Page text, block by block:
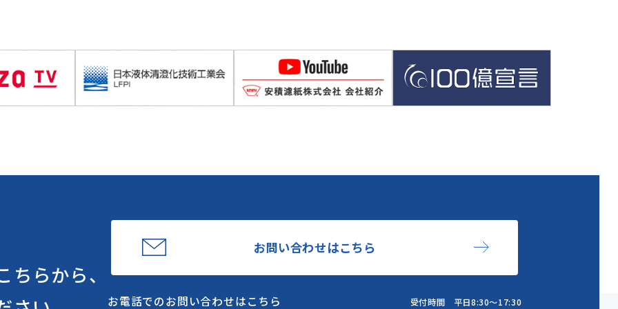
らから、
お問い合わせはこちら
お電話でのお問い合わせはこちら 受付時間 平日8:30～17:30